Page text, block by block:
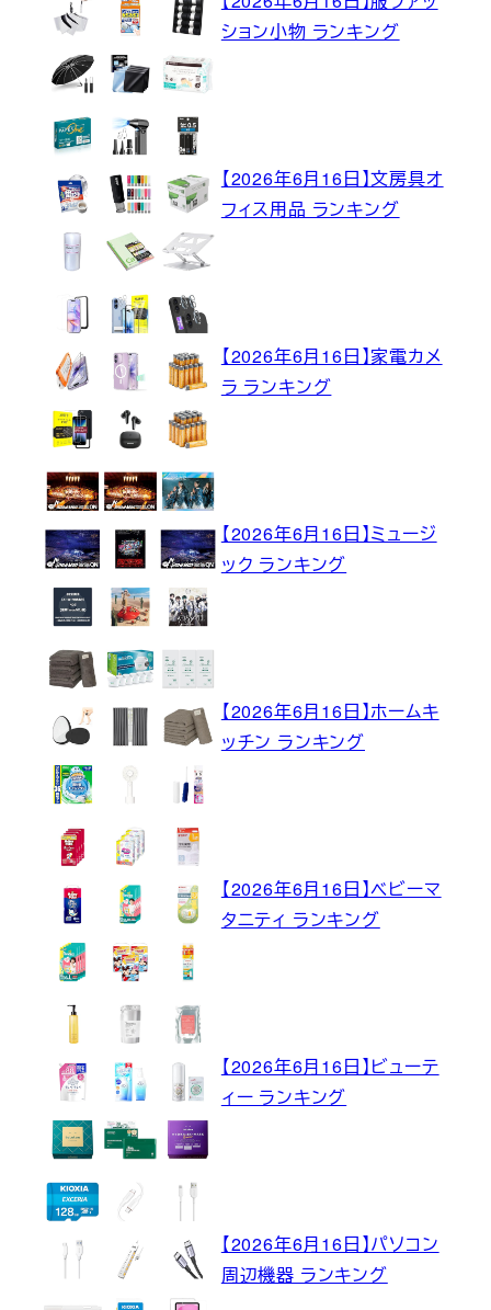
ション小物 ランキング
【2026年6月16日】文房具オ
フィス用品 ランキング
【2026年6月16日】家電カメ
ラ ランキング
【2026年6月16日】ミュージ
ック ランキング
【2026年6月16日】ホームキ
ッチン ランキング
【2026年6月16日】ベビーマ
タニティ ランキング
【2026年6月16日】ビューテ
ィー ランキング
【2026年6月16日】パソコン
周辺機器 ランキング